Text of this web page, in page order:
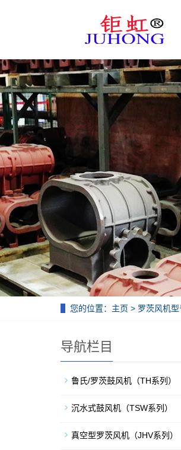
您的位置： 主页 > 罗茨风机
导航栏目
鲁氏/罗茨鼓风机（TH系列）
沉水式鼓风机（TSW系列）
真空型罗茨风机（JHV系列）